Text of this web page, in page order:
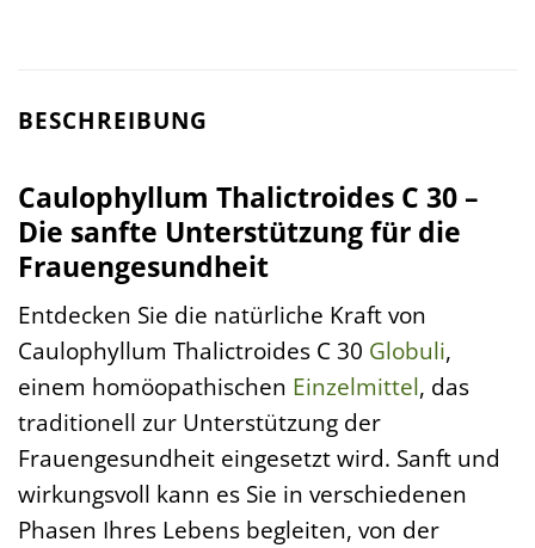
BESCHREIBUNG
Caulophyllum Thalictroides C 30 –
Die sanfte Unterstützung für die
Frauengesundheit
Entdecken Sie die natürliche Kraft von
Caulophyllum Thalictroides C 30 Globuli,
einem homöopathischen Einzelmittel, das
traditionell zur Unterstützung der
Frauengesundheit eingesetzt wird. Sanft und
wirkungsvoll kann es Sie in verschiedenen
Phasen Ihres Lebens begleiten, von der